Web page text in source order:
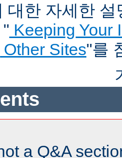
대한 자세한
Keeping Your
Sites"를
a Q&A